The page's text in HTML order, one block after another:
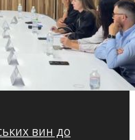
вин до